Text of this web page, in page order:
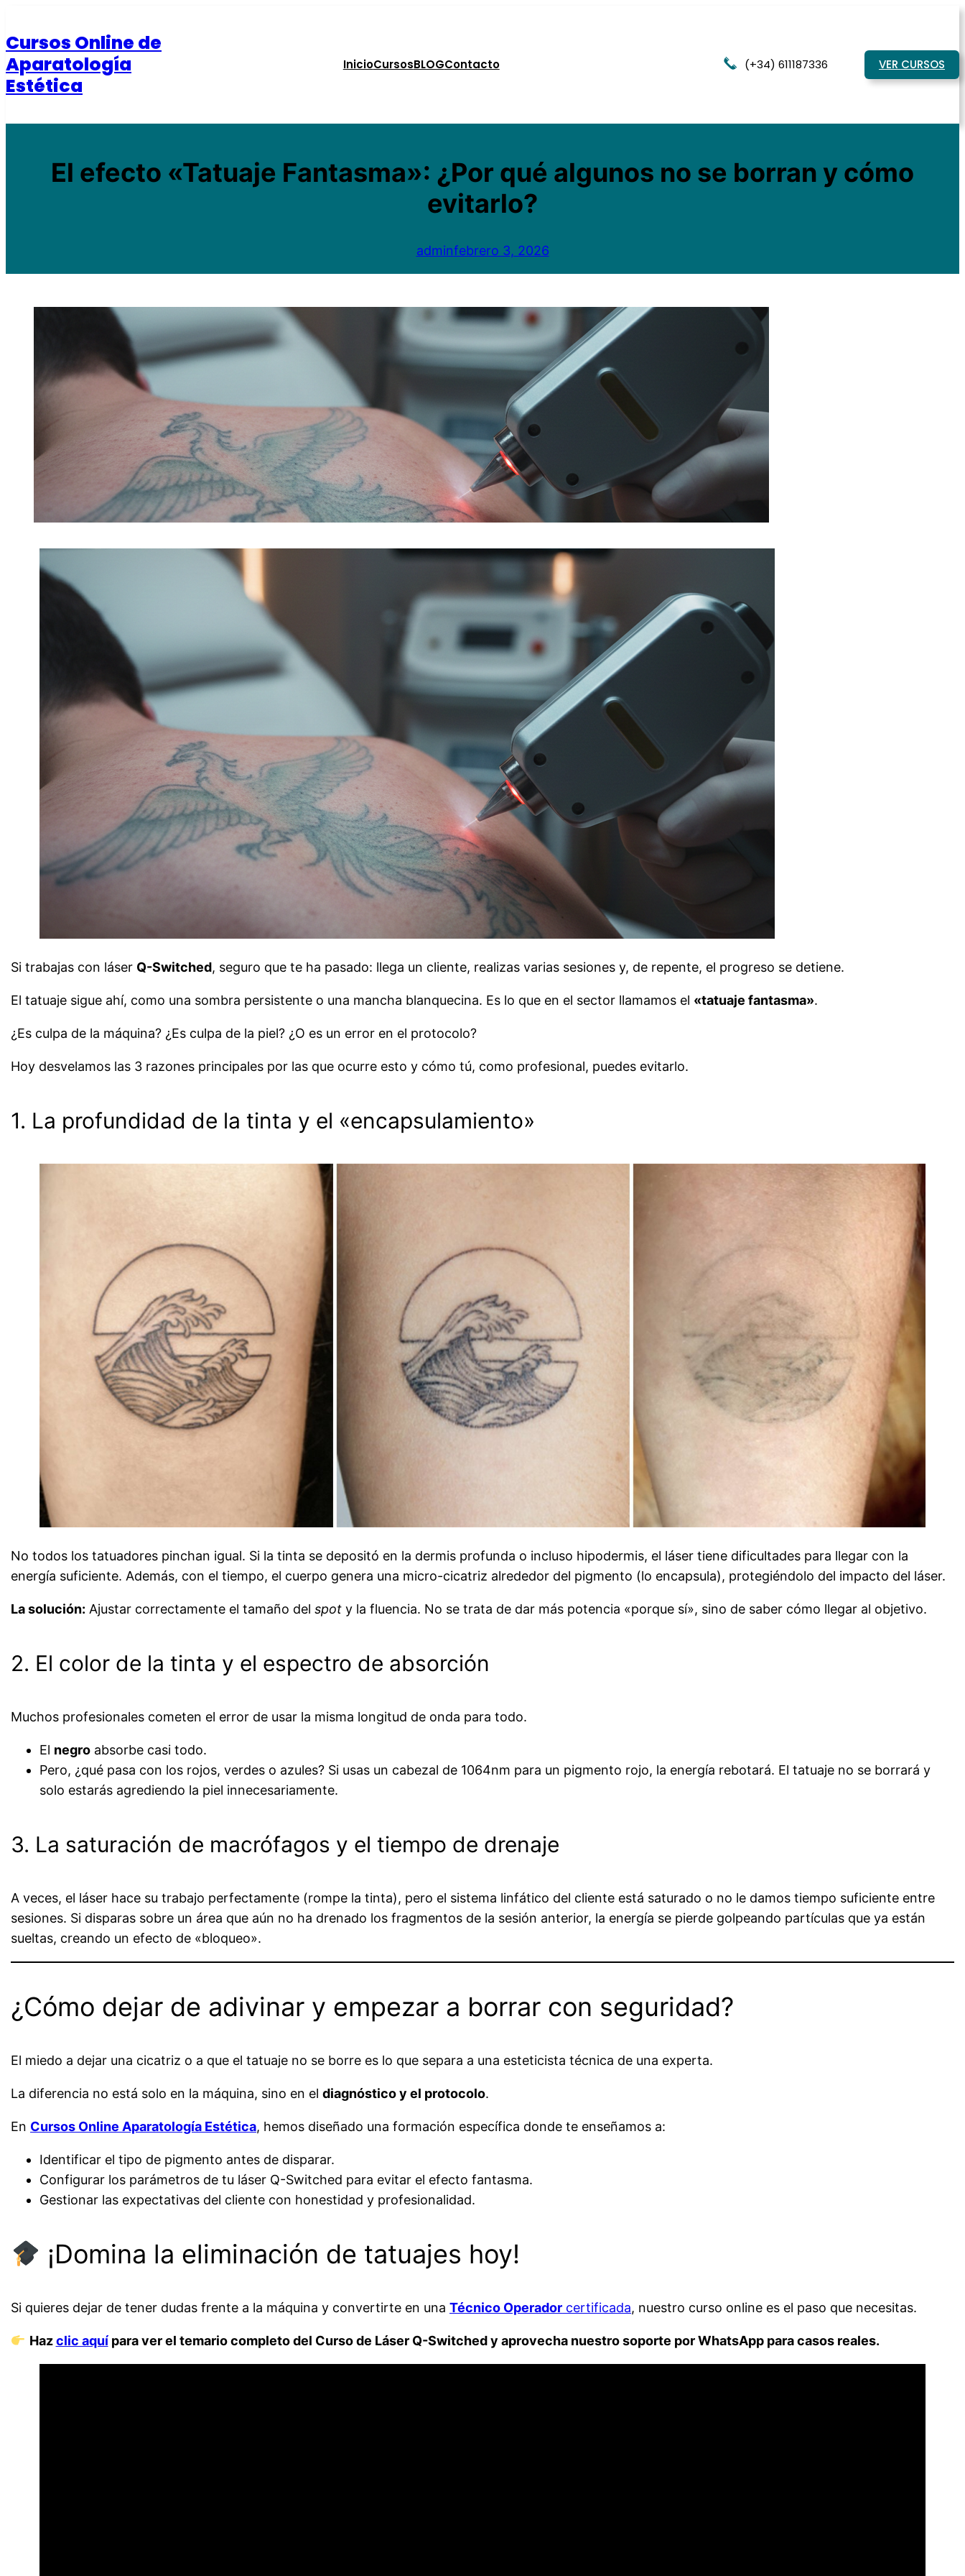
al
contenido
Cursos Online de
Aparatología
Estética
InicioCursosBLOGContacto (+34) 611187336 VER CURSOS
El efecto «Tatuaje Fantasma»: ¿Por qué algunos no se borran y cómo
evitarlo?
adminfebrero 3, 2026
Si trabajas con láser Q-Switched, seguro que te ha pasado: llega un cliente, realizas varias sesiones y, de repente, el progreso se detiene.
El tatuaje sigue ahí, como una sombra persistente o una mancha blanquecina. Es lo que en el sector llamamos el «tatuaje fantasma».
¿Es culpa de la máquina? ¿Es culpa de la piel? ¿O es un error en el protocolo?
Hoy desvelamos las 3 razones principales por las que ocurre esto y cómo tú, como profesional, puedes evitarlo.
1. La profundidad de la tinta y el «encapsulamiento»
No todos los tatuadores pinchan igual. Si la tinta se depositó en la dermis profunda o incluso hipodermis, el láser tiene dificultades para llegar con la
energía suficiente. Además, con el tiempo, el cuerpo genera una micro-cicatriz alrededor del pigmento (lo encapsula), protegiéndolo del impacto del láser.
La solución: Ajustar correctamente el tamaño delspot y la fluencia. No se trata de dar más potencia «porque sí», sino de saber cómo llegar al objetivo.
2. El color de la tinta y el espectro de absorción
Muchos profesionales cometen el error de usar la misma longitud de onda para todo.
El negro absorbe casi todo.
Pero, ¿qué pasa con los rojos, verdes o azules? Si usas un cabezal de 1064nm para un pigmento rojo, la energía rebotará. El tatuaje no se borrará y
solo estarás agrediendo la piel innecesariamente.
3. La saturación de macrófagos y el tiempo de drenaje
A veces, el láser hace su trabajo perfectamente (rompe la tinta), pero el sistema linfático del cliente está saturado o no le damos tiempo suficiente entre
sesiones. Si disparas sobre un área que aún no ha drenado los fragmentos de la sesión anterior, la energía se pierde golpeando partículas que ya están
sueltas, creando un efecto de «bloqueo».
¿Cómo dejar de adivinar y empezar a borrar con seguridad?
El miedo a dejar una cicatriz o a que el tatuaje no se borre es lo que separa a una esteticista técnica de una experta.
La diferencia no está solo en la máquina, sino en eldiagnóstico y el protocolo.
En Cursos Online Aparatología Estética, hemos diseñado una formación específica donde te enseñamos a:
Identificar el tipo de pigmento antes de disparar.
Configurar los parámetros de tu láser Q-Switched para evitar el efecto fantasma.
Gestionar las expectativas del cliente con honestidad y profesionalidad.
¡Domina la eliminación de tatuajes hoy!
Si quieres dejar de tener dudas frente a la máquina y convertirte en unaTécnico Operador certificada, nuestro curso online es el paso que necesitas.
Hazclic aquípara ver el temario completo del Curso de Láser Q-Switched y aprovecha nuestro soporte por WhatsApp para casos reales.